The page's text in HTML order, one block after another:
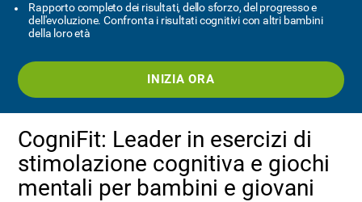
Rapporto completo dei risultati, dello sforzo, del progresso e
dell'evoluzione. Confronta i risultati cognitivi con altri bambini
della loro età
INIZIA ORA
CogniFit: Leader in esercizi di
stimolazione cognitiva e giochi
mentali per bambini e giovani